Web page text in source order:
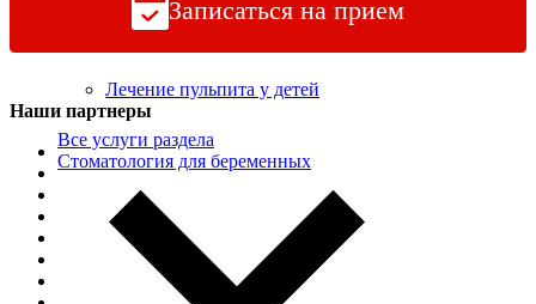
Удаление молочных зубов
Лечение пульпита у детей
Все услуги раздела
Стоматология для беременных
Записаться на прием
Наши партнеры